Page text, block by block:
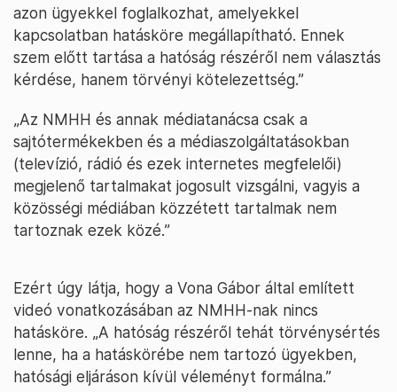
azon ügyekkel foglalkozhat, amelyekkel
kapcsolatban hatásköre megállapítható. Ennek
szem előtt tartása a hatóság részéről nem választás
kérdése, hanem törvényi kötelezettség.”
„Az NMHH és annak médiatanácsa csak a
sajtótermékekben és a médiaszolgáltatásokban
(televízió, rádió és ezek internetes megfelelői)
megjelenő tartalmakat jogosult vizsgálni, vagyis a
közösségi médiában közzétett tartalmak nem
tartoznak ezek közé.”
Ezért úgy látja, hogy a Vona Gábor által említett
videó vonatkozásában az NMHH-nak nincs
hatásköre. „A hatóság részéről tehát törvénysértés
lenne, ha a hatáskörébe nem tartozó ügyekben,
hatósági eljáráson kívül véleményt formálna.”